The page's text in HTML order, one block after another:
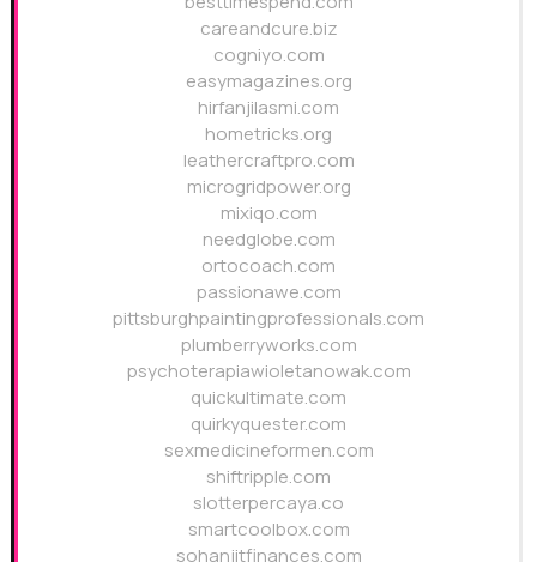
careandcure.biz
cogniyo.com
easymagazines.org
hirfanjilasmi.com
hometricks.org
leathercraftpro.com
microgridpower.org
mixiqo.com
needglobe.com
ortocoach.com
passionawe.com
pittsburghpaintingprofessionals.com
plumberryworks.com
psychoterapiawioletanowak.com
quickultimate.com
quirkyquester.com
sexmedicineformen.com
shiftripple.com
slotterpercaya.co
smartcoolbox.com
sohanjitfinances.com